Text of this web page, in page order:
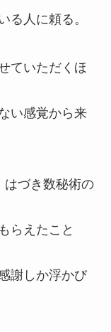
る人に頼る。
ていただくほ
い感覚から来
はづき数秘術の
らえたこと
謝しか浮かび